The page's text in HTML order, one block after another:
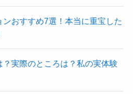
おすすめ7選！本当に重宝した
？実際のところは？私の実体験